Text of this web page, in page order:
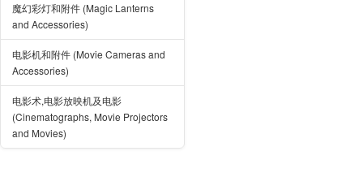
魔幻彩灯和附件 (Magic Lanterns
and Accessories)
电影机和附件 (Movie Cameras and
Accessories)
电影术,电影放映机及电影
(Cinematographs, Movie Projectors
and Movies)